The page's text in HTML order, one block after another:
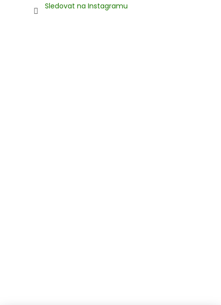
Sledovat na Instagramu